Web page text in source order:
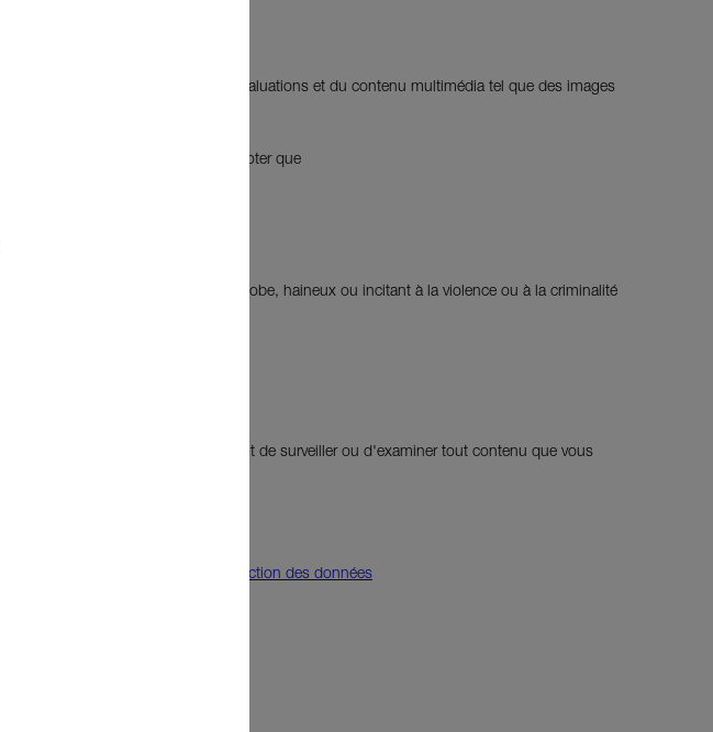
publiant des commentaires, des évaluations et du contenu multimédia tel que des images
ou offensante. Il convient de noter que
pornographique, raciste, xénophobe, haineux ou incitant à la violence ou à la criminalité
Froneri se réserve le droit de surveiller ou d'examiner tout contenu que vous
d'informations, cliquez ici : #Protection des données